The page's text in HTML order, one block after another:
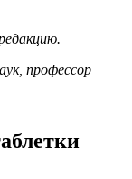
профессор